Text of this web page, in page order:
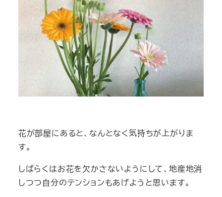
花が部屋にあると、なんとなく気持ちが上がりま
す。
しばらくはお花を欠かさないようにして、地産地消
しつつ自分のテンションもあげようと思います。